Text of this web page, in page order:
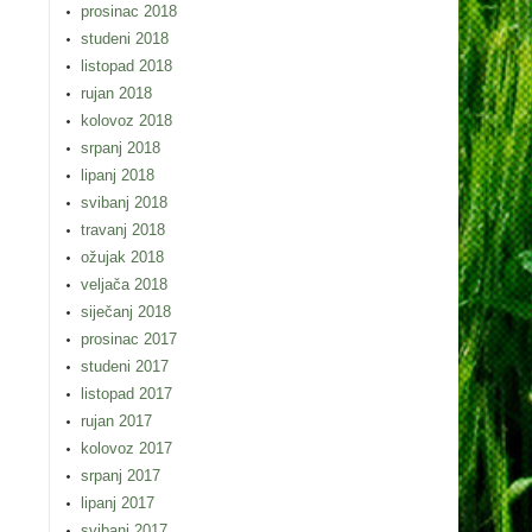
prosinac 2018
studeni 2018
listopad 2018
rujan 2018
kolovoz 2018
srpanj 2018
lipanj 2018
svibanj 2018
travanj 2018
ožujak 2018
veljača 2018
siječanj 2018
prosinac 2017
studeni 2017
listopad 2017
rujan 2017
kolovoz 2017
srpanj 2017
lipanj 2017